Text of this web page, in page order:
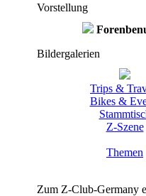
Vorstellung
Bildergalerien
Trips &
Bikes &
Z-Szene
Themen
Zum Z-Club-Germany